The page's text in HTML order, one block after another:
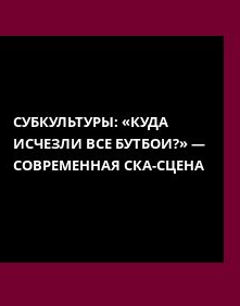
СУБКУЛЬТУРЫ: «КУДА
ИСЧЕЗЛИ ВСЕ БУТБОИ?» —
СОВРЕМЕННАЯ СКА-СЦЕНА